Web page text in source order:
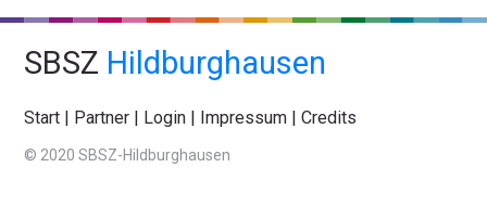
SBSZ Hildburghausen
Start Partner Login Impressum |Credits
© 2020 SBSZ-Hildburghausen